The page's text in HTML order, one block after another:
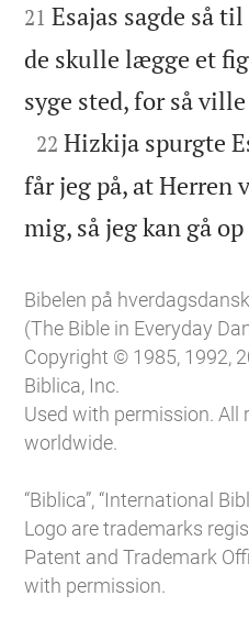
21 Esajas sagde så
de skulle lægge et
syge sted, for så

22 Hizkija spurgte
får jeg på, at
mig, så jeg kan gå
Bibelen på
(The Bible in Everyday
Copyright © 1985, 1992,
Biblica, Inc.
Used with permission. All
worldwide.
“Biblica”, “International
Logo are trademarks
Patent and Trademark
with permission.